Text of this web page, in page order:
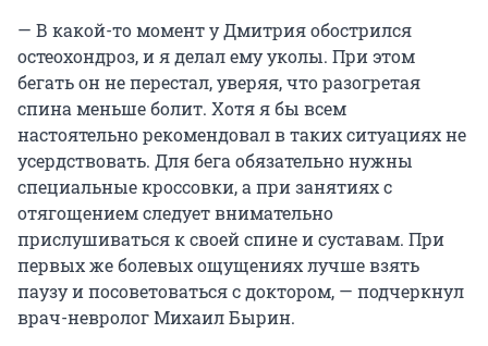
— В какой-то момент у Дмитрия обострился
остеохондроз, и я делал ему уколы. При этом
бегать он не перестал, уверяя, что разогретая
спина меньше болит. Хотя я бы всем
настоятельно рекомендовал в таких ситуациях не
усердствовать. Для бега обязательно нужны
специальные кроссовки, а при занятиях с
отягощением следует внимательно
прислушиваться к своей спине и суставам. При
первых же болевых ощущениях лучше взять
паузу и посоветоваться с доктором, — подчеркнул
врач-невролог Михаил Бырин.